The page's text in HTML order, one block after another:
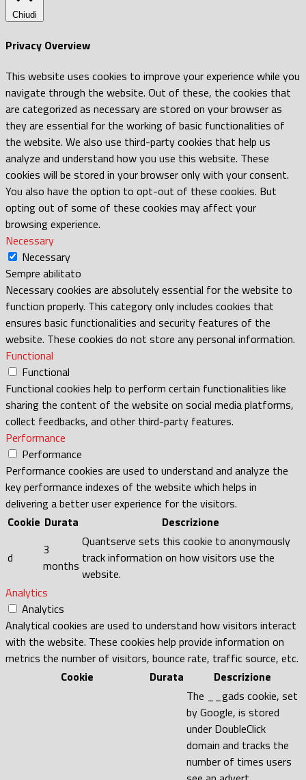
Chiudi
Privacy Overview
This website uses cookies to improve your experience while you
navigate through the website. Out of these, the cookies that
are categorized as necessary are stored on your browser as
they are essential for the working of basic functionalities of
the website. We also use third-party cookies that help us
analyze and understand how you use this website. These
cookies will be stored in your browser only with your consent.
You also have the option to opt-out of these cookies. But
opting out of some of these cookies may affect your
browsing experience.
Necessary
Necessary
Sempre abilitato
Necessary cookies are absolutely essential for the website to
function properly. This category only includes cookies that
ensures basic functionalities and security features of the
website. These cookies do not store any personal information.
Functional
Functional
Functional cookies help to perform certain functionalities like
sharing the content of the website on social media platforms,
collect feedbacks, and other third-party features.
Performance
Performance
Performance cookies are used to understand and analyze the
key performance indexes of the website which helps in
delivering a better user experience for the visitors.
Cookie Durata Descrizione
d
3
months
Quantserve sets this cookie to anonymously
track information on how visitors use the
website.
Analytics
Analytics
Analytical cookies are used to understand how visitors interact
with the website. These cookies help provide information on
metrics the number of visitors, bounce rate, traffic source, etc.
Cookie
Durata Descrizione
The __gads cookie, set
by Google, is stored
under DoubleClick
domain and tracks the
number of times users